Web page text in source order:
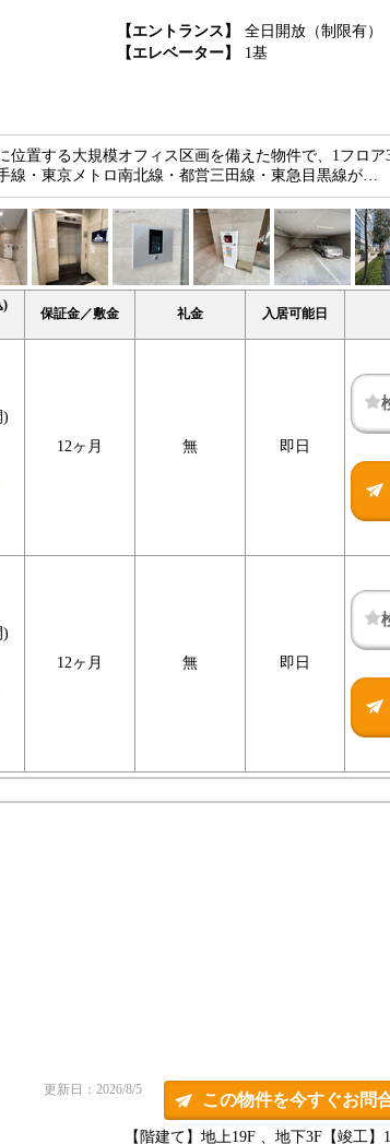
【エントランス】
全日開放（制限有）
【エレベーター】 1基
位置する大規模オフィス区画を備えた物件で、1フロア
線・東京メトロ南北線・都営三田線・東急目黒線が…
)
保証金／敷金 礼金 入居可能日
)
12ヶ月 無 即日
)
12ヶ月 無 即日
更新日：2026/8/5
この物件を今すぐお問
【竣工】
【階建て】地上19F 、地下3F